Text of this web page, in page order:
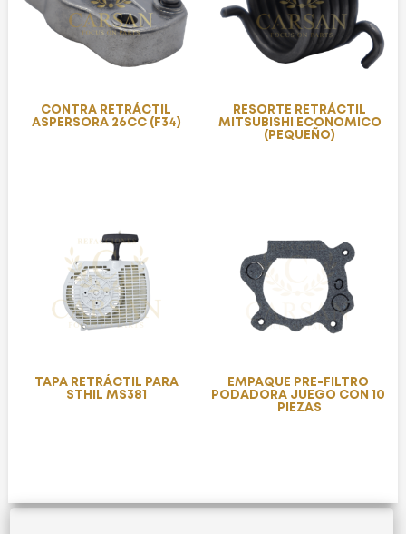
CONTRA RETRÁCTIL
ASPERSORA 26CC (F34)
RESORTE RETRÁCTIL
MITSUBISHI ECONOMICO
(PEQUEÑO)
TAPA RETRÁCTIL PARA
STHIL MS381
EMPAQUE PRE-FILTRO
PODADORA JUEGO CON 10
PIEZAS